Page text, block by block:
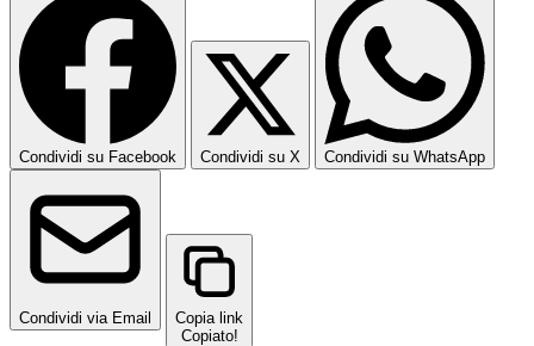
Condividi su Facebook Condividi su X Condividi su WhatsApp
Condividi via Email
Copia link
Copiato!